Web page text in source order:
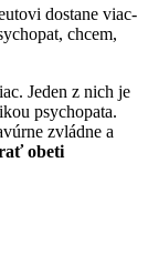
dostane viac-
chcem,
Jeden z nich je
psychopata.
zvládne a
obeti